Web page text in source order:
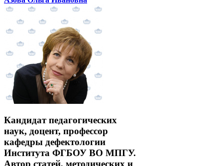
Кандидат педагогических
наук, доцент, профессор
кафедры дефектологии
Института ФГБОУ ВО МПГУ.
Автор статей, методических и